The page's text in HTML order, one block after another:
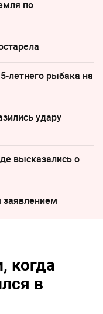
по
летнего рыбака на
удару
высказались о
когда
в